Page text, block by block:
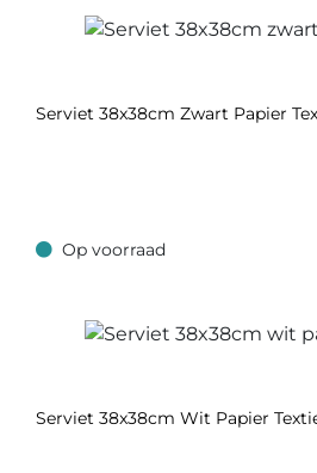
Serviet 38x38cm Zwart Papier
Op voorraad
Op voorraad
Serviet 38x38cm Wit Papier